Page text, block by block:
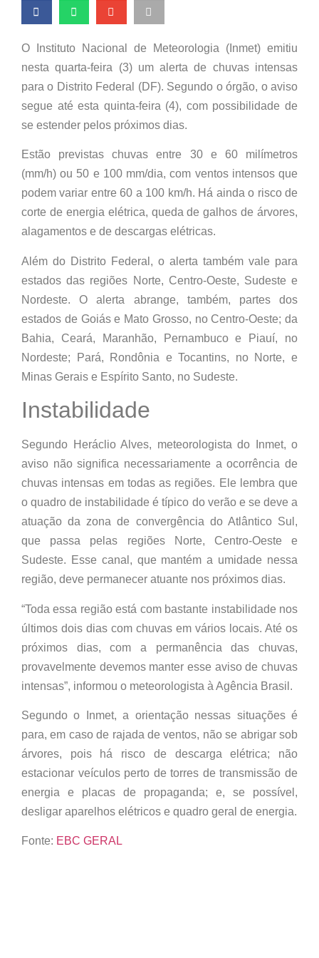
O Instituto Nacional de Meteorologia (Inmet) emitiu
nesta quarta-feira (3) um alerta de chuvas intensas
para o Distrito Federal (DF). Segundo o órgão, o aviso
segue até esta quinta-feira (4), com possibilidade de
se estender pelos próximos dias.
Estão previstas chuvas entre 30 e 60 milímetros
(mm/h) ou 50 e 100 mm/dia, com ventos intensos que
podem variar entre 60 a 100 km/h. Há ainda o risco de
corte de energia elétrica, queda de galhos de árvores,
alagamentos e de descargas elétricas.
Além do Distrito Federal, o alerta também vale para
estados das regiões Norte, Centro-Oeste, Sudeste e
Nordeste. O alerta abrange, também, partes dos
estados de Goiás e Mato Grosso, no Centro-Oeste; da
Bahia, Ceará, Maranhão, Pernambuco e Piauí, no
Nordeste; Pará, Rondônia e Tocantins, no Norte, e
Minas Gerais e Espírito Santo, no Sudeste.
Instabilidade
Segundo Heráclio Alves, meteorologista do Inmet, o
aviso não significa necessariamente a ocorrência de
chuvas intensas em todas as regiões. Ele lembra que
o quadro de instabilidade é típico do verão e se deve a
atuação da zona de convergência do Atlântico Sul,
que passa pelas regiões Norte, Centro-Oeste e
Sudeste. Esse canal, que mantém a umidade nessa
região, deve permanecer atuante nos próximos dias.
“Toda essa região está com bastante instabilidade nos
últimos dois dias com chuvas em vários locais. Até os
próximos dias, com a permanência das chuvas,
provavelmente devemos manter esse aviso de chuvas
intensas”, informou o meteorologista à Agência Brasil.
Segundo o Inmet, a orientação nessas situações é
para, em caso de rajada de ventos, não se abrigar sob
árvores, pois há risco de descarga elétrica; não
estacionar veículos perto de torres de transmissão de
energia e placas de propaganda; e, se possível,
desligar aparelhos elétricos e quadro geral de energia.
Fonte: EBC GERAL